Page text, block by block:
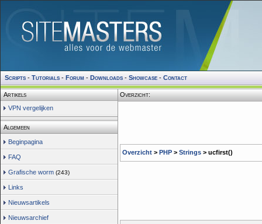
Scripts - Tutorials - Forum - Downloads - Showcase - Contact
Artikels
VPN vergelijken
Algemeen
Beginpagina
FAQ
Grafische worm (243)
Links
Nieuwsartikels
Nieuwsarchief
Overzicht:
Overzicht > PHP > Strings > ucfirst()